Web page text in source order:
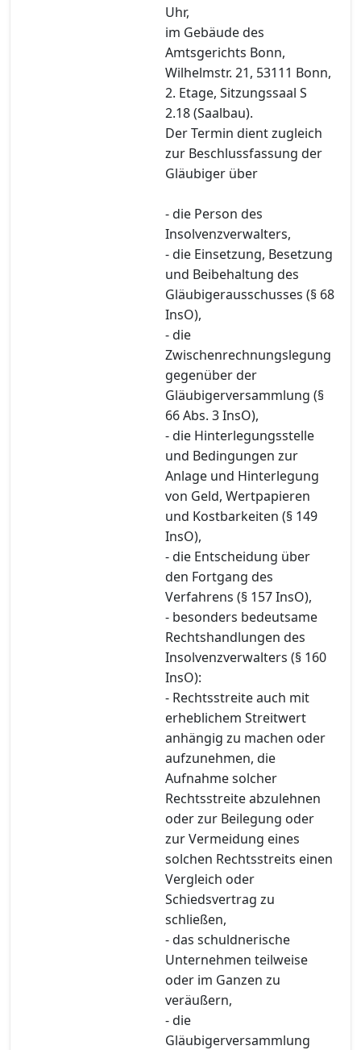
Uhr,
im Gebäude des
Amtsgerichts Bonn,
Wilhelmstr. 21, 53111 Bonn,
2. Etage, Sitzungssaal S
2.18 (Saalbau).
Der Termin dient zugleich
zur Beschlussfassung der
Gläubiger über
- die Person des
Insolvenzverwalters,
- die Einsetzung, Besetzung
und Beibehaltung des
Gläubigerausschusses (§ 68
InsO),
- die
Zwischenrechnungslegung
gegenüber der
Gläubigerversammlung (§
66 Abs. 3 InsO),
- die Hinterlegungsstelle
und Bedingungen zur
Anlage und Hinterlegung
von Geld, Wertpapieren
und Kostbarkeiten (§ 149
InsO),
- die Entscheidung über
den Fortgang des
Verfahrens (§ 157 InsO),
- besonders bedeutsame
Rechtshandlungen des
Insolvenzverwalters (§ 160
InsO):
- Rechtsstreite auch mit
erheblichem Streitwert
anhängig zu machen oder
aufzunehmen, die
Aufnahme solcher
Rechtsstreite abzulehnen
oder zur Beilegung oder
zur Vermeidung eines
solchen Rechtsstreits einen
Vergleich oder
Schiedsvertrag zu
schließen,
- das schuldnerische
Unternehmen teilweise
oder im Ganzen zu
veräußern,
- die
Gläubigerversammlung